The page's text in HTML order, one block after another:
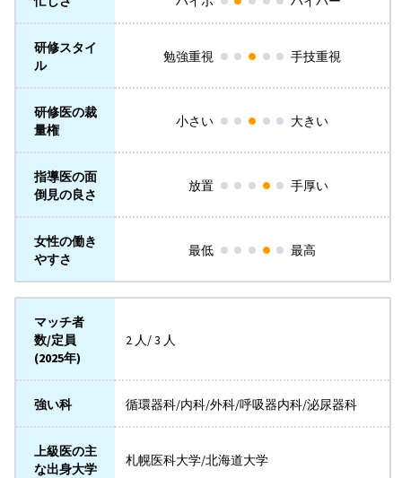
研修スタイ
ル
勉強重視 手技重視
研修医の裁
量権
小さい 大きい
指導医の面
倒見の良さ
放置 手厚い
女性の働き
やすさ
最低 最高
マッチ者
数/定員
(2025年)
2 人/ 3 人
強い科 循環器科/内科/外科/呼吸器内科/泌尿器科
上級医の主
な出身大学
札幌医科大学/北海道大学